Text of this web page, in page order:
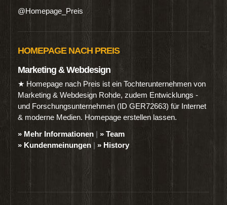
@Homepage_Preis
HOMEPAGE NACH PREIS
Marketing & Webdesign
★ Homepage nach Preis ist ein Tochterunternehmen von
Marketing & Webdesign Rohde, zudem Entwicklungs -
und Forschungsunternehmen (ID GER72663) für Internet
& moderne Medien. Homepage erstellen lassen.
» Mehr Informationen | » Team
» Kundenmeinungen | » History